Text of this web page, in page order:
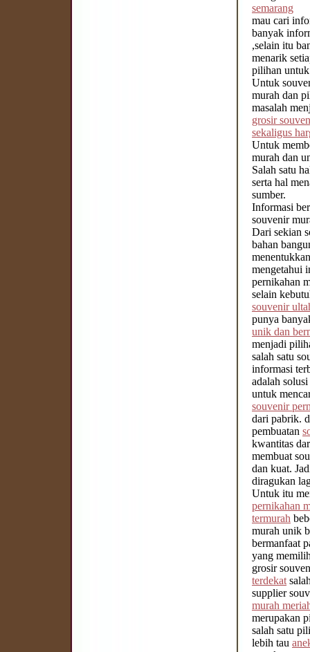
semarang
mau cari
banyak
,selain itu
menarik
pilihan
Untuk
murah dan
masalah
grosir
sekaligus
Untuk
murah dan
Salah satu
serta hal
sumber.
Informasi
souvenir
Dari sekian
bahan
mengetahui
pernikahan
selain
souvenir
punya
unik dan
menjadi
salah satu
informasi
adalah
untuk
souvenir
dari pabrik.
pembuatan
kwantitas
membuat
dan kuat.
diragukan
Untuk itu
pernikahan
termurah
murah unik
bermanfaat
yang
grosir
terdekat
supplier
murah
merupakan
salah satu
lebih tau